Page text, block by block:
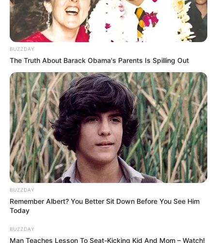
Xatırladaq ki, iyulun 10-da Əbu-Dabidə Azərbaycan
prezidenti İlham Əliyev və Ermənistanın baş naziri Nikol
Paşinyan arasında danışıqlar olub.(bakupost)
6 avqustda bizi nələr gözləyir? —ULDUZ FALI
Prezidentin fərmanı hansı dəyişikliklərə səbəb
olacaq? -
AÇIQLAMA
SON DƏQİQƏ!Yüksək vəzifəyə təyinat var
SON DƏQİQƏ!SOCAR-da işləyənlərə mühüm
xəbər:kütləvi ixtisarlarla bağlı...
BUZZDAY
The Truth About Barack Obama's Parents Is Spilling Out
BUZZDAY
Remember Albert? You Better Sit Down Before You See Him
Today
BUZZDAY
Man Teaches Lesson To Seat-Kicking Kid And Mom – Watch!